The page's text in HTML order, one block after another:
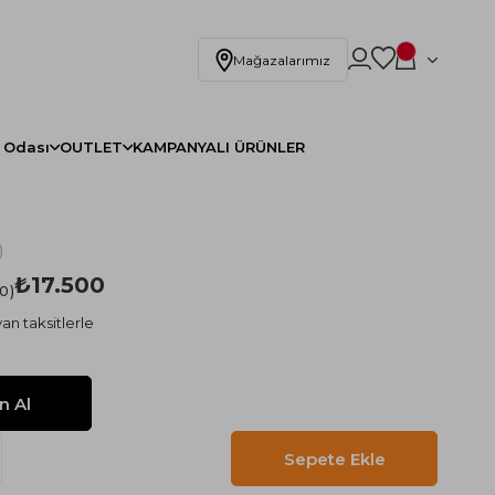
Mağazalarımız
OUTLET KAMPANYALI ÜRÜNLER
₺17.500
taksitlerle